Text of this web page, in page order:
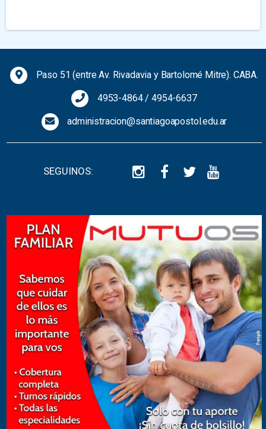
Paso 51 (entre Av. Rivadavia y Bartolomé Mitre). CABA.
4953-4864/4954-6637
administracion@santiagoapostol.edu.ar
SEGUINOS: